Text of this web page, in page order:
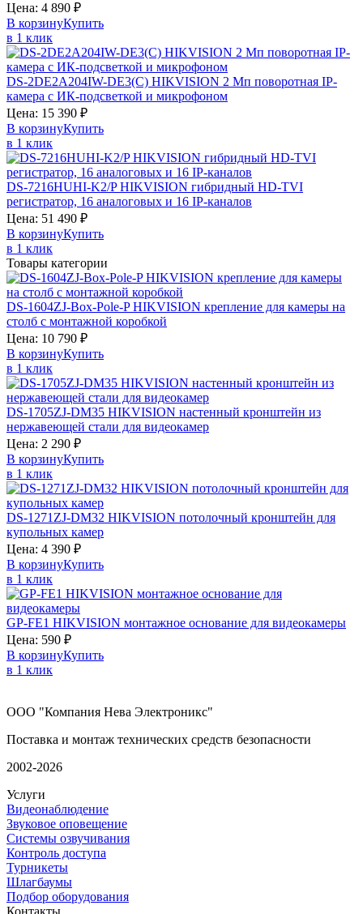
Цена: 4 890 ₽
В корзинуКупить
в 1 клик
DS-2DE2A204IW-DE3(C) HIKVISION 2 Мп поворотная IP-
камера с ИК-подсветкой и микрофоном
Цена: 15 390 ₽
В корзинуКупить
в 1 клик
DS-7216HUHI-K2/PHIKVISION гибридный HD-TVI
регистратор, 16 аналоговых и 16 IP-каналов
Цена: 51 490 ₽
В корзинуКупить
в 1 клик
Товары категории
DS-1604ZJ-Box-Pole-PHIKVISION крепление для камеры на
столб с монтажной коробкой
Цена: 10 790 ₽
В корзинуКупить
в 1 клик
DS-1705ZJ-DM35 HIKVISION настенный кронштейн из
нержавеющей стали для видеокамер
Цена: 2 290 ₽
В корзинуКупить
в 1 клик
DS-1271ZJ-DM32 HIKVISION потолочный кронштейн для
купольных камер
Цена: 4 390 ₽
В корзинуКупить
в 1 клик
GP-FE1 HIKVISION монтажное основание для видеокамеры
Цена: 590 ₽
В корзинуКупить
в 1 клик
ООО "Компания Нева Электроникс"
Поставка и монтаж технических средств безопасности
2002-2026
Услуги
Видеонаблюдение
Звуковое оповещение
Системы озвучивания
Контроль доступа
Турникеты
Шлагбаумы
Подбор оборудования
Контакты